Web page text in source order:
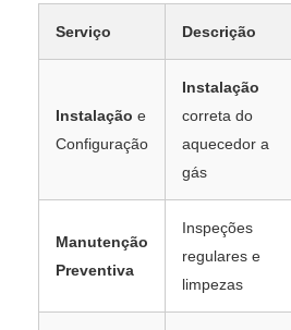
Serviço Descrição
Instalação e
Configuração
Instalação
correta do
aquecedor a
gás
Manutenção
Preventiva
Inspeções
regulares e
limpezas